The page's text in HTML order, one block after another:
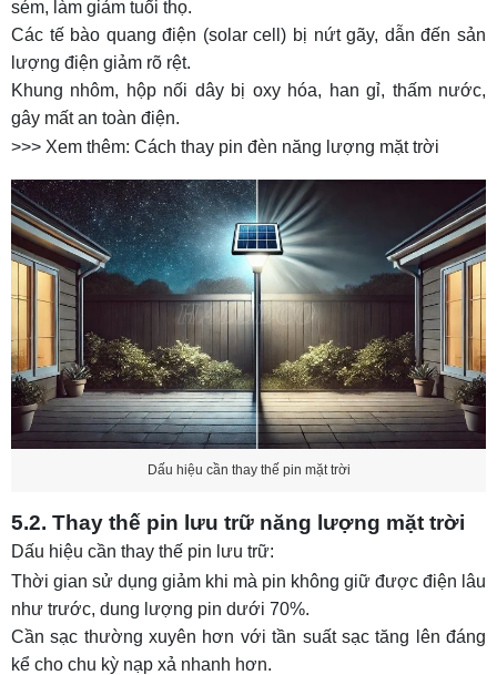
sém, làm giảm tuổi thọ.
Các tế bào quang điện (solar cell) bị nứt gãy, dẫn đến sản
lượng điện giảm rõ rệt.
Khung nhôm, hộp nối dây bị oxy hóa, han gỉ, thấm nước,
gây mất an toàn điện.
>>> Xem thêm: Cách thay pin đèn năng lượng mặt trời
Dấu hiệu cần thay thế pin mặt trời
5.2. Thay thế pin lưu trữ năng lượng mặt trời
Dấu hiệu cần thay thế pin lưu trữ:
Thời gian sử dụng giảm khi mà pin không giữ được điện lâu
như trước, dung lượng pin dưới 70%.
Cần sạc thường xuyên hơn với tần suất sạc tăng lên đáng
kể cho chu kỳ nạp xả nhanh hơn.